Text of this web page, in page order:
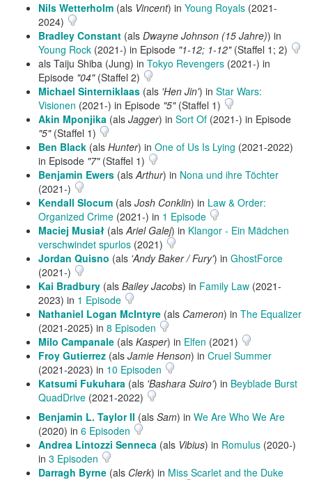
Nils Wetterholm (als Vincent) in Young Royals (2021-
2024)
Bradley Constant (als Dwayne Johnson (15 Jahre)) in
Young Rock (2021-) in Episode "1-12; 1-12"(Staffel 1; 2)
als Taiju Shiba (Jung) in Tokyo Revengers (2021-) in
Episode "04"(Staffel 2)
Michael Sinterniklaas (als 'Hen Jin') in Star Wars:
Visionen (2021-) in Episode "5"(Staffel 1)
Akin Mponjika (als Jagger) in Sort Of (2021-) in Episode
"5"(Staffel 1)
Ben Black (als Hunter) in One of Us Is Lying (2021-2022)
in Episode "7"(Staffel 1)
Benjamin Ewers (alsArthur) in Nona und ihre Töchter
(2021-)
Kendall Slocum (als Josh Conklin) in Law & Order:
Organized Crime (2021-) in 1 Episode
Maciej Musiał (alsAriel Galej) in Klangor - Ein Mädchen
verschwindet spurlos (2021)
Jordan Quisno (als 'Andy Baker / Fury') in GhostForce
(2021-)
Kai Bradbury (als Bailey Jacobs) in Family Law (2021-
2023) in 1 Episode
Nathaniel Logan McIntyre (als Cameron) in The Equalizer
(2021-2025) in 8 Episoden
Milo Campanale (als Kasper) in Elfen (2021)
Froy Gutierrez (als Jamie Henson) in Cruel Summer
(2021-2023) in 10 Episoden
Katsumi Fukuhara (als 'Bashara Suiro') in Beyblade Burst
QuadDrive (2021-2022)
Benjamin L. Taylor II (als Sam) in We Are Who We Are
(2020) in 6 Episoden
Andrea Lintozzi Senneca (als Vibius) in Romulus (2020-)
in 3 Episoden
Darragh Byrne (als Clerk) in Miss Scarlet and the Duke